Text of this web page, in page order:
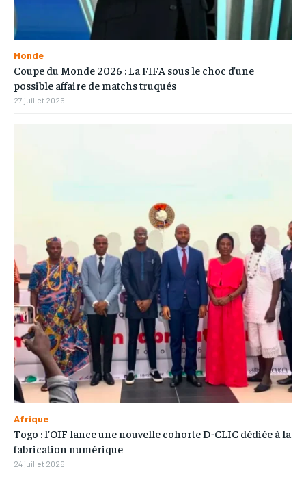
Monde
Coupe du Monde 2026 : La FIFA sous le choc d’une
possible affaire de matchs truqués
27 juillet 2026
Afrique
Togo : l’OIF lance une nouvelle cohorte D-CLIC dédiée à la
fabrication numérique
24 juillet 2026